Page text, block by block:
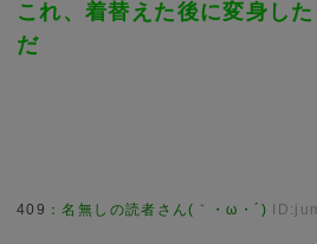
これ、着替えた後に変身し
だ
409 ：名無しの読者さん(｀・ω・´)